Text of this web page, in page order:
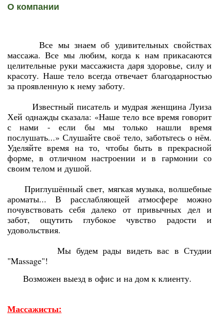
О компании
Все мы знаем об удивительных свойствах
массажа. Все мы любим, когда к нам прикасаются
целительные руки массажиста даря здоровье, силу и
красоту. Наше тело всегда отвечает благодарностью
за проявленную к нему заботу.
Известный писатель и мудрая женщина Луиза
Хей однажды сказала: «Наше тело все время говорит
с нами - если бы мы только нашли время
послушать...» Слушайте своё тело, заботьтесь о нём.
Уделяйте время на то, чтобы быть в прекрасной
форме, в отличном настроении и в гармонии со
своим телом и душой.
Приглушённый свет, мягкая музыка, волшебные
ароматы... В расслабляющей атмосфере можно
почувствовать себя далеко от привычных дел и
забот, ощутить глубокое чувство радости и
удовольствия.
Мы будем рады видеть вас в Студии
"Massage"!
Возможен выезд в офис и на дом к клиенту.
Массажисты: